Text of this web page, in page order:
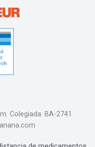
Colegiada: BA-2741